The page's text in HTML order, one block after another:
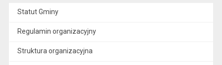
Statut Gminy
Regulamin organizacyjny
Struktura organizacyjna